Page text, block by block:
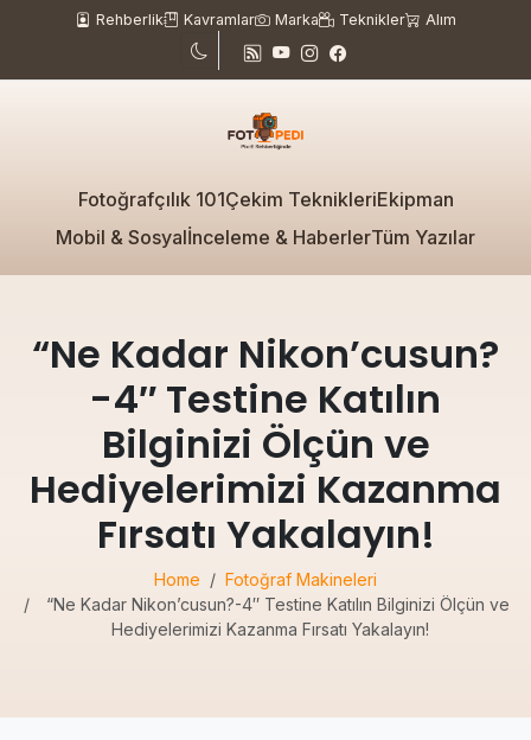
Rehberlik Kavramlar Marka Teknikler Alım
Fotoğrafçılık 101Çekim TeknikleriEkipman
Mobil & Sosyalİnceleme & HaberlerTüm Yazılar
“Ne Kadar Nikon’cusun?
-4″ Testine Katılın
Bilginizi Ölçün ve
Hediyelerimizi Kazanma
Fırsatı Yakalayın!
Home
Fotoğraf Makineleri
“Ne Kadar Nikon’cusun?-4″ Testine Katılın Bilginizi Ölçün ve
Hediyelerimizi Kazanma Fırsatı Yakalayın!